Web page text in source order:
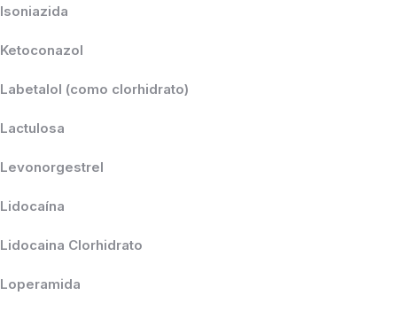
Isoniazida
Ketoconazol
Labetalol (como clorhidrato)
Lactulosa
Levonorgestrel
Lidocaína
Lidocaina Clorhidrato
Loperamida